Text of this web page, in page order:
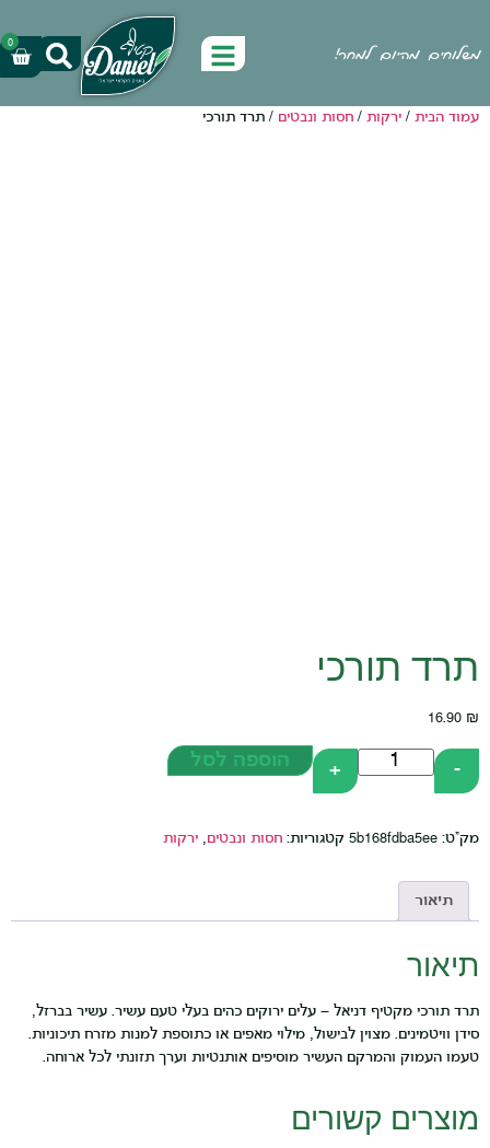
למחר!
0
ירקות /חסות ונבטים / תרד תורכי
+ הוספה לסל
קטגוריות:חסות ונבטים ,ירקות
דניאל – עלים ירוקים כהים בעלי טעם עשיר. עשיר בברזל,
מצוין לבישול, מילוי מאפים או כתוספת למנות מזרח תיכוניות.
והמרקם העשיר מוסיפים אותנטיות וערך תזונתי לכל ארוחה.
קשורים